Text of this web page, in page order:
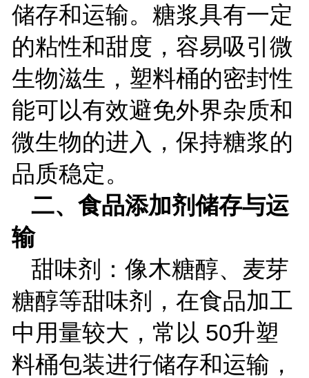
储存和运输。糖浆具有一定
的粘性和甜度，容易吸引微
生物滋生，塑料桶的密封性
能可以有效避免外界杂质和
微生物的进入，保持糖浆的
品质稳定。
二、食品添加剂储存与运
输
甜味剂：像木糖醇、麦芽
糖醇等甜味剂，在食品加工
中用量较大，常以 50升塑
料桶包装进行储存和运输，